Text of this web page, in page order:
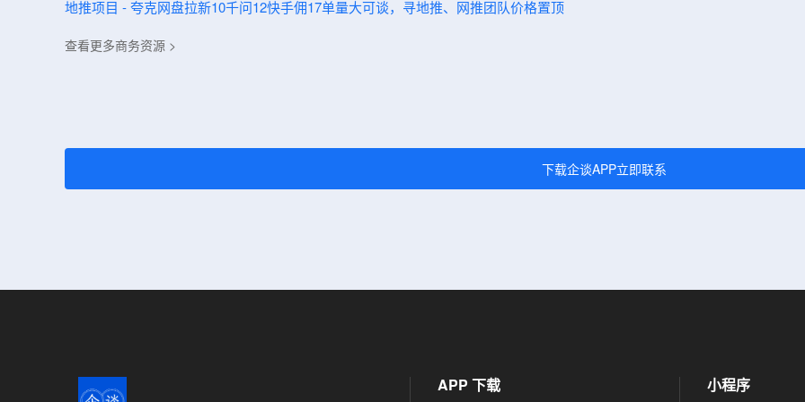
地推项目 - 夸克网盘拉新10千问12快手佣17单量大可谈，寻地推、网推团队价格置顶
查看更多商务资源 >
下载企谈APP立即联系
APP 下载 小程序